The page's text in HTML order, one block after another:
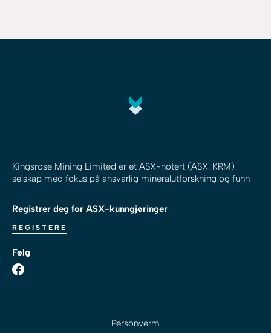
Kingsrose Mining Limited er et ASX-notert (ASX: KRM)
selskap med fokus på ansvarlig mineralutforskning og funn
Registrer deg for ASX-kunngjøringer
REGISTERE
Følg
Personverm